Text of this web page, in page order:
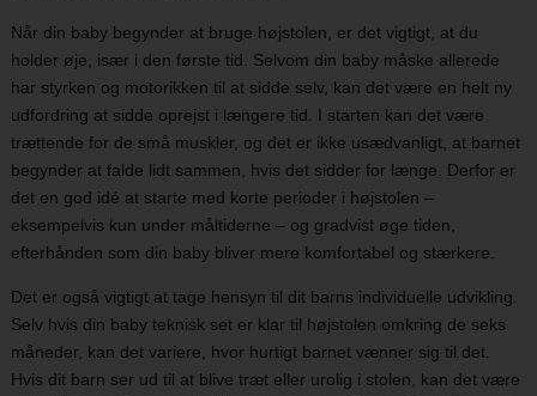
Når din baby begynder at bruge højstolen, er det vigtigt, at du
holder øje, især i den første tid. Selvom din baby måske allerede
har styrken og motorikken til at sidde selv, kan det være en helt ny
udfordring at sidde oprejst i længere tid. I starten kan det være
trættende for de små muskler, og det er ikke usædvanligt, at barnet
begynder at falde lidt sammen, hvis det sidder for længe. Derfor er
det en god idé at starte med korte perioder i højstolen –
eksempelvis kun under måltiderne – og gradvist øge tiden,
efterhånden som din baby bliver mere komfortabel og stærkere.
Det er også vigtigt at tage hensyn til dit barns individuelle udvikling.
Selv hvis din baby teknisk set er klar til højstolen omkring de seks
måneder, kan det variere, hvor hurtigt barnet vænner sig til det.
Hvis dit barn ser ud til at blive træt eller urolig i stolen, kan det være